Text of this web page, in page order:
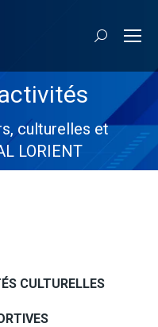
Recherche
culturelles et
LORIENT
:
CULTURELLES